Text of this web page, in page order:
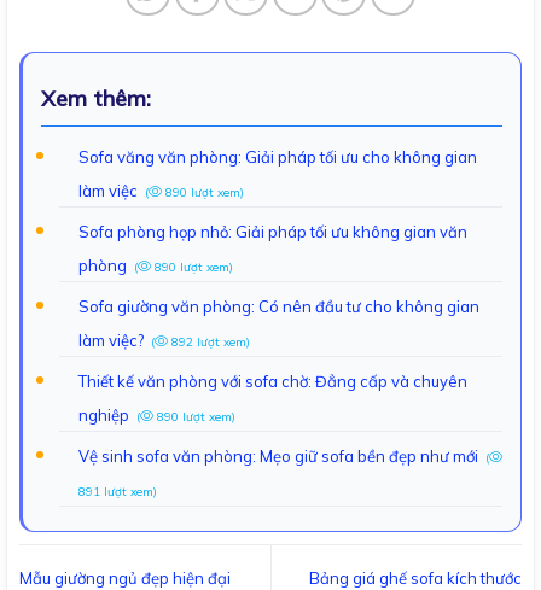
Xem thêm:
Sofa văng văn phòng: Giải pháp tối ưu cho không gian
làm việc
( 890 lượt xem)
Sofa phòng họp nhỏ: Giải pháp tối ưu không gian văn
phòng
( 890 lượt xem)
Sofa giường văn phòng: Có nên đầu tư cho không gian
làm việc? ( 892 lượt xem)
Thiết kế văn phòng với sofa chờ: Đẳng cấp và chuyên
nghiệp
( 890 lượt xem)
Vệ sinh sofa văn phòng: Mẹo giữ sofa bền đẹp như mới (
891 lượt xem)
Mẫu giường ngủ đẹp hiện đại
Bảng giá ghế sofa kích thước